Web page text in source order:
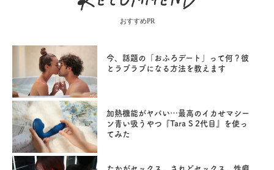
おすすめPR
今、話題の「おふろデート」って何？彼
とラブラブになる方法を教えます
加熱機能がヤバい…最高のイカせマシー
ン青い吸うやつ『Tara S 2代目』を使っ
てみた
たかがセックス。されどセックス。性癖